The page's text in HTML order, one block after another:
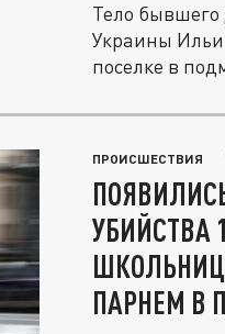
Тело бывшего
Украины
поселке в
ПРОИСШЕСТВИЯ
УБИЙСТВА
ПАРНЕМ В